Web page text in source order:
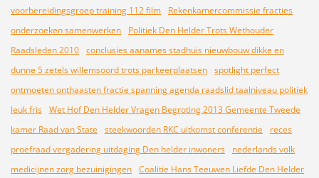
voorbereidingsgroep training 112 film
Rekenkamercommissie fracties
onderzoeken samenwerken
Politiek Den Helder Trots Wethouder
Raadsleden 2010 conclusies aanames stadhuis nieuwbouw dikke en
dunne 5 zetels willemsoord trots parkeerplaatsen spotlight perfect
ontmoeten onthaasten fractie spanning agenda raadslid taalniveau politiek
leuk fris Wet Hof Den Helder Vragen Begroting 2013 Gemeente Tweede
kamer Raad van State
steekwoorden RKC uitkomst conferentie
reces
proefraad vergadering uitdaging Den helder inwoners
nederlands volk
medicijnen zorg bezuinigingen Coalitie Hans Teeuwen Liefde Den Helder